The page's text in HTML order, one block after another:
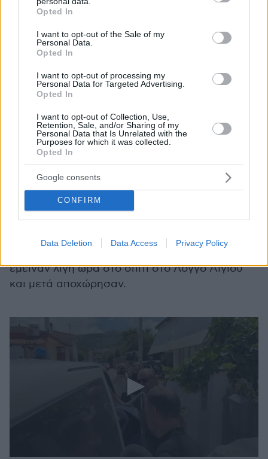
grant or deny consent to Google and its third-party tags to
use your data for below specified purposes in below Google
consent section.
Opted In
I want to opt-out of the Sale of my
Personal Data.
Opted In
I want to opt-out of processing my
Personal Data for Targeted Advertising.
Opted In
I want to opt-out of Collection, Use,
Retention, Sale, and/or Sharing of my
Personal Data that Is Unrelated with the
Purposes for which it was collected.
Opted In
Google consents
CONFIRM
Data Deletion Data Access Privacy Policy
δεχθεί νέα σειρά ερωτήσεων όσον αφορά τους
seconds
seconds
έμειναν λίγη ώρα στο σπίτι στο Λόγγο Αιγίου
και μετά αποχώρησαν.